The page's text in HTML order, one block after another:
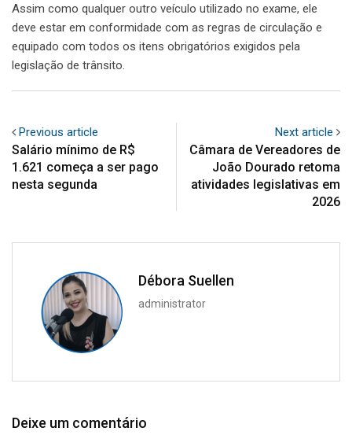
Assim como qualquer outro veículo utilizado no exame, ele
deve estar em conformidade com as regras de circulação e
equipado com todos os itens obrigatórios exigidos pela
legislação de trânsito.
Previous article
Salário mínimo de R$
1.621 começa a ser pago
nesta segunda
Next article
Câmara de Vereadores de
João Dourado retoma
atividades legislativas em
2026
Débora Suellen
administrator
Deixe um comentário